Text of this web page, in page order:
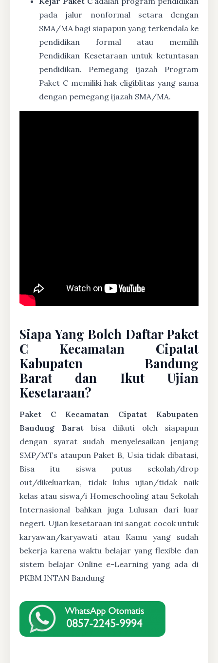
pada jalur nonformal setara dengan
SMA/MA bagi siapapun yang terkendala ke
pendidikan formal atau memilih
Pendidikan Kesetaraan untuk ketuntasan
pendidikan. Pemegang ijazah Program
Paket C memiliki hak eligiblitas yang sama
dengan pemegang ijazah SMA/MA.
Siapa Yang Boleh Daftar Paket
C Kecamatan Cipatat
Kabupaten Bandung
Barat dan Ikut Ujian
Kesetaraan?
Paket C Kecamatan Cipatat Kabupaten
Bandung Baratbisa diikuti oleh siapapun
dengan syarat sudah menyelesaikan jenjang
SMP/MTs ataupun Paket B, Usia tidak dibatasi,
Bisa itu siswa putus sekolah/drop
out/dikeluarkan, tidak lulus ujian/tidak naik
kelas atau siswa/i Homeschooling atau Sekolah
Internasional bahkan juga Lulusan dari luar
negeri. Ujian kesetaraan ini sangat cocok untuk
karyawan/karyawati atau Kamu yang sudah
bekerja karena waktu belajar yang flexible dan
sistem belajar Online e-Learning yang ada di
PKBM INTAN Bandung